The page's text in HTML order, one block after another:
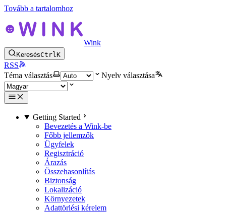
Tovább a tartalomhoz
Wink
KeresésCtrlK
RSS
Téma választás
Nyelv választása
Getting Started
Bevezetés a Wink-be
Főbb jellemzők
Ügyfelek
Regisztráció
Árazás
Összehasonlítás
Biztonság
Lokalizáció
Környezetek
Adattörlési kérelem